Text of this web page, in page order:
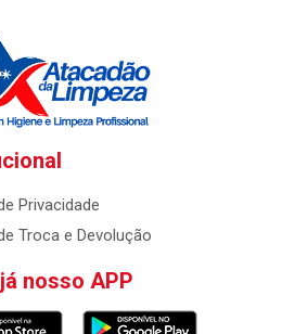
Privacidade
Troca e Devolução
nosso APP